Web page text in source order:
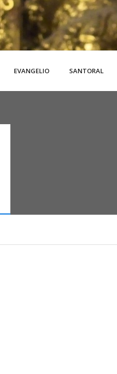
EVANGELIO SANTORAL